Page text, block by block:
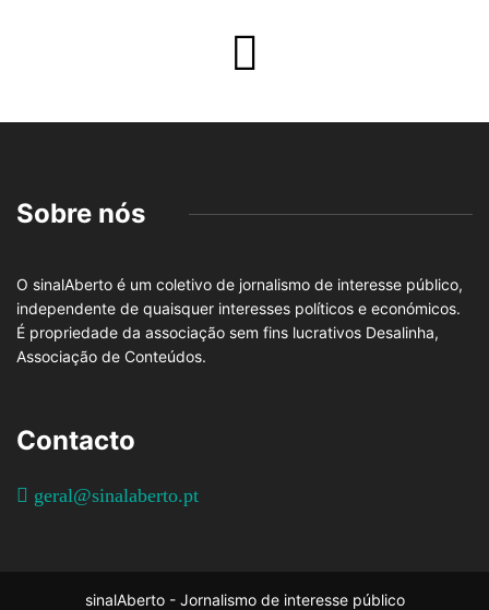
Sobre nós
O sinalAberto é um coletivo de jornalismo de interesse público,
independente de quaisquer interesses políticos e económicos.
É propriedade da associação sem fins lucrativos Desalinha,
Associação de Conteúdos.
Contacto
geral@sinalaberto.pt
sinalAberto - Jornalismo de interesse público